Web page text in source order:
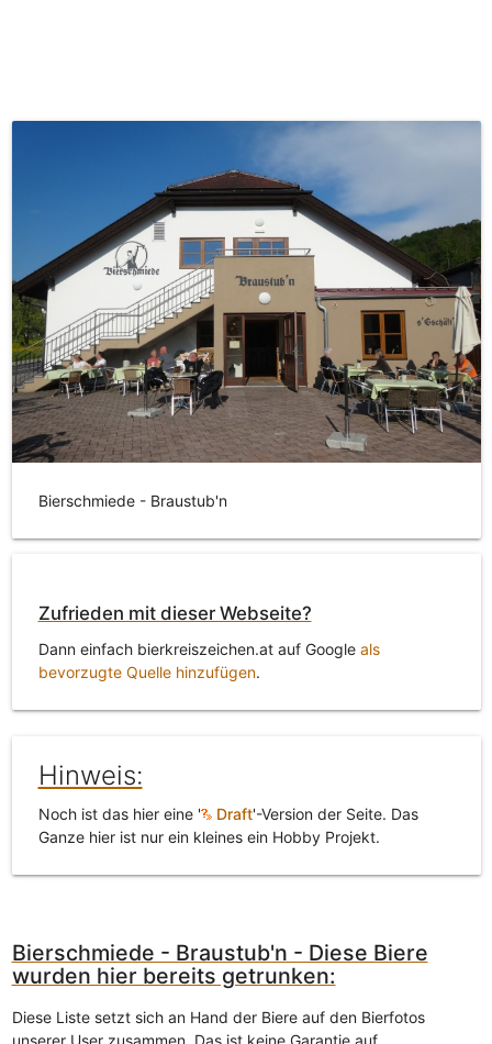
Bierschmiede - Braustub'n
Zufrieden mit dieser Webseite?
Dann einfach bierkreiszeichen.at auf Google als
bevorzugte Quelle hinzufügen.
Hinweis:
Noch ist das hier eine ' Draft'-Version der Seite. Das
Ganze hier ist nur ein kleines ein Hobby Projekt.
Bierschmiede - Braustub'n - Diese Biere
wurden hier bereits getrunken:
Diese Liste setzt sich an Hand der Biere auf den Bierfotos